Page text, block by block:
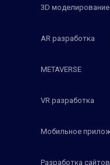
3D моделирование
AR разработка
METAVERSE
VR разработка
Мобильное
Разработка сайтов